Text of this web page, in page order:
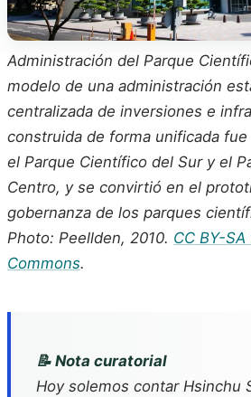
Administración del Parque
modelo de una administración
centralizada de inversiones e
construida de forma unificada
el Parque Científico del Sur y el
Centro, y se convirtió en el
gobernanza de los parques
Photo: Peellden, 2010. CC BY-
Commons.
📝 Nota curatorial
Hoy solemos contar Hsinchu